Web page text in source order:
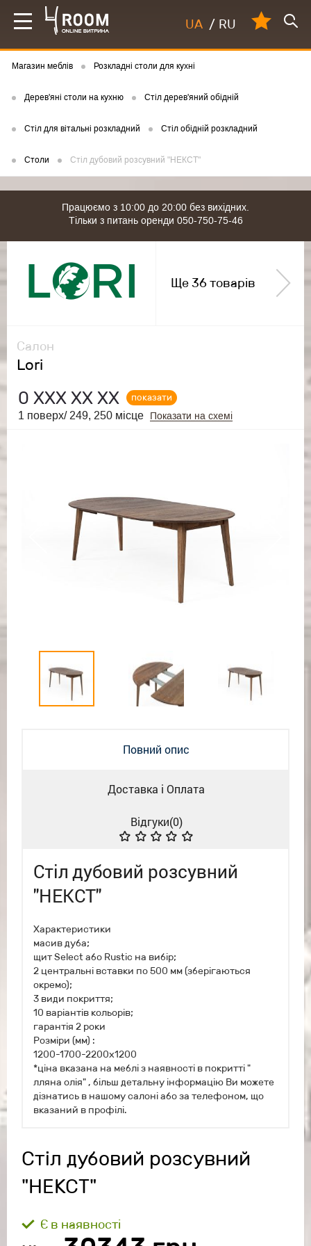
UA / RU
Магазин меблів Розкладні столи для кухні
Дерев'яні столи на кухню Стіл дерев'яний обідній
Стіл для вітальні розкладний Стіл обідній розкладний
Столи Стіл дубовий розсувний "НЕКСТ"
Працюємо з 10:00 до 20:00 без вихідних.
Тільки з питань оренди 050-750-75-46
Салон
Lori
0 ХХХ ХХ ХХ
показати
1 поверх/ 249, 250 місце
Показати на схемі
Ще 36 товарів
Повний опис
Доставка і Оплата
Відгуки(0)
Стіл дубовий розсувний
"НЕКСТ"
Характеристики
масив дуба;
щит Select або Rustic на вибір;
2 центральні вставки по 500 мм (зберігаються
окремо);
3 види покриття;
10 варіантів кольорів;
гарантія 2 роки
Розміри (мм) :
1200-1700-2200х1200
*ціна вказана на меблі з наявності в покритті "
лляна олія" , більш детальну інформацію Ви можете
дізнатись в нашому салоні або за телефоном, що
вказаний в профілі.
Стіл дубовий розсувний
"НЕКСТ"
Є в наявності